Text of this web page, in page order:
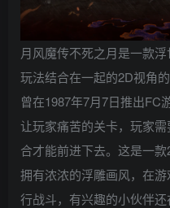
月风魔传不死之月是一款
玩法结合在一起的2D视角
曾在1987年7月7日推出FC
让玩家痛苦的关卡，玩家
合才能前进下去。这是一
拥有浓浓的浮雕画风，在
行战斗，有兴趣的小伙伴还